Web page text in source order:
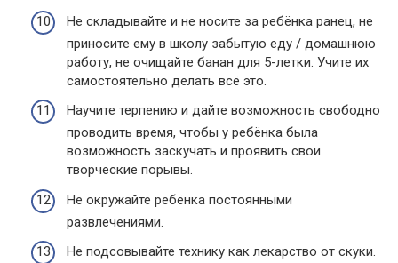
Не складывайте и не носите за ребёнка ранец, не
приносите ему в школу забытую еду / домашнюю
работу, не очищайте банан для 5-летки. Учите их
самостоятельно делать всё это.
Научите терпению и дайте возможность свободно
проводить время, чтобы у ребёнка была
возможность заскучать и проявить свои
творческие порывы.
Не окружайте ребёнка постоянными
развлечениями.
Не подсовывайте технику как лекарство от скуки.